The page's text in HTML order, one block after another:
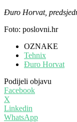
Đuro Horvat,
Foto: poslovni.hr
OZNAKE
Tehnix
Đuro Horvat
Podijeli objavu
Facebook
X
Linkedin
WhatsApp